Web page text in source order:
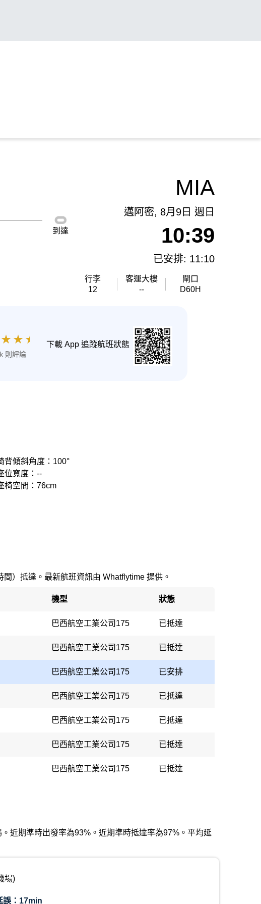
到達
MIA
邁阿密, 8月9日 週日
10:39
已安排: 11:10
行李
12
客運大樓
--
閘口
D60H
★ ★ ★
則評論
下載 App 追蹤航班狀態
背傾斜角度：100°
位寬度：--
椅空間：76cm
）抵達。最新航班資訊由 Whatflytime 提供。
機型 狀態
巴西航空工業公司175 已抵達
巴西航空工業公司175 已抵達
巴西航空工業公司175 已安排
巴西航空工業公司175 已抵達
巴西航空工業公司175 已抵達
巴西航空工業公司175 已抵達
巴西航空工業公司175 已抵達
近期準時出發率為93%。近期準時抵達率為97%。平均延
場)
： 17min